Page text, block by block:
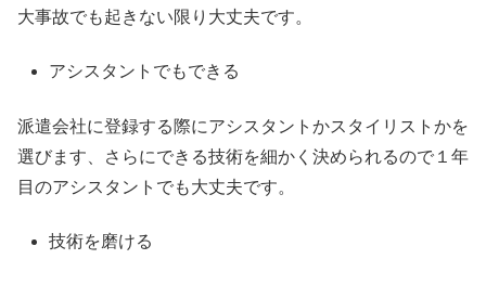
大事故でも起きない限り大丈夫です。
アシスタントでもできる
派遣会社に登録する際にアシスタントかスタイリストかを
選びます、さらにできる技術を細かく決められるので１年
目のアシスタントでも大丈夫です。
技術を磨ける